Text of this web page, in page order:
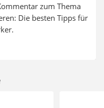
zum Thema
Die besten Tipps für